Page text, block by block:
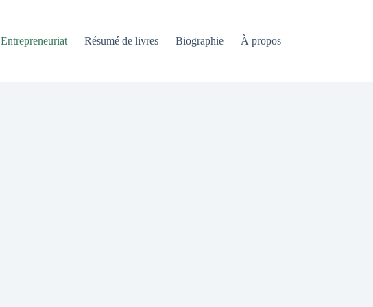
Entrepreneuriat Résumé de livres Biographie À propos